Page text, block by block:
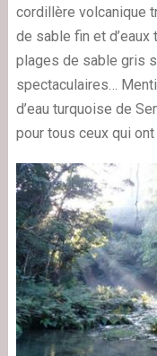
cordillère volcanique
de sable fin et
plages de sable gris
spectaculaires…
d’eau turquoise de
pour tous ceux qui